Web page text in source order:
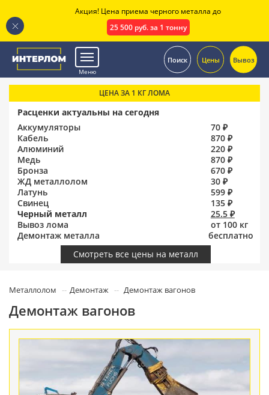
Меню
Поиск Цены Вывоз
ЦЕНА ЗА 1 КГ ЛОМА
Расценки актуальны на сегодня
Аккумуляторы
70 ₽
Кабель
870 ₽
Алюминий
220 ₽
Медь
870 ₽
Бронза
670 ₽
ЖД металлолом
30 ₽
Латунь
599 ₽
Свинец
135 ₽
Черный металл
25.5 ₽
Вывоз лома
от 100 кг
Демонтаж металла
бесплатно
Смотреть все цены на металл
Металлолом Демонтаж Демонтаж вагонов
Демонтаж вагонов
Акция! Цена приема черного металла до
25 500 руб. за 1 тонну
.